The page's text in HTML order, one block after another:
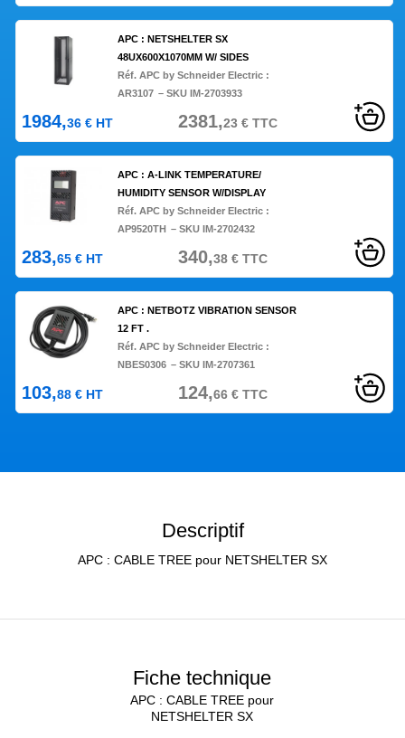
APC : NETSHELTER SX
48UX600X1070MM W/ SIDES
Réf. APC by Schneider Electric :
AR3107 – SKU IM-2703933
1984,36 € HT 2381,23€TTC
APC : A-LINK TEMPERATURE/
HUMIDITY SENSOR W/DISPLAY
Réf. APC by Schneider Electric :
AP9520TH – SKU IM-2702432
283,65 € HT 340,38€TTC
APC : NETBOTZ VIBRATION SENSOR
12 FT .
Réf. APC by Schneider Electric :
NBES0306 – SKU IM-2707361
103,88 € HT 124,66€TTC
Descriptif
APC : CABLE TREE pour NETSHELTER SX
Fiche technique
APC : CABLE TREE pour
NETSHELTER SX